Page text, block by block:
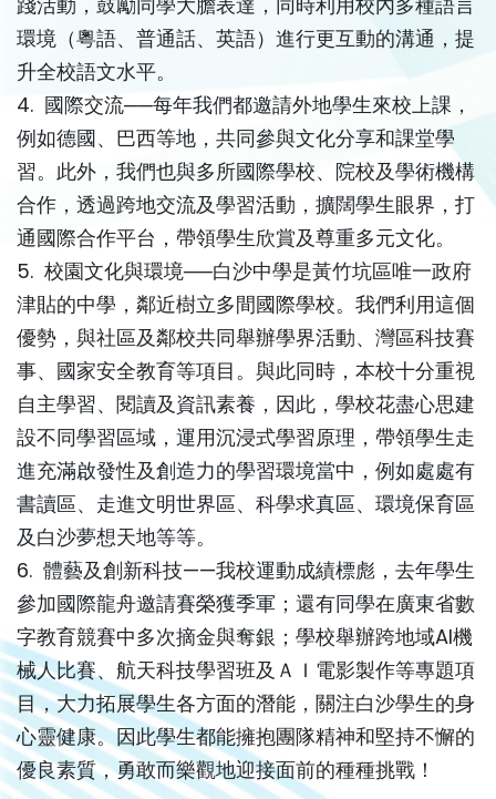
環境（粵語、普通話、英語）進行更互動的溝通，提
升全校語文水平。
4. 國際交流──每年我們都邀請外地學生來校上課，
例如德國、巴西等地，共同參與文化分享和課堂學
習。此外，我們也與多所國際學校、院校及學術機構
合作，透過跨地交流及學習活動，擴闊學生眼界，打
通國際合作平台，帶領學生欣賞及尊重多元文化。
5. 校園文化與環境──白沙中學是黃竹坑區唯一政府
津貼的中學，鄰近樹立多間國際學校。我們利用這個
優勢，與社區及鄰校共同舉辦學界活動、灣區科技賽
事、國家安全教育等項目。與此同時，本校十分重視
自主學習、閱讀及資訊素養，因此，學校花盡心思建
設不同學習區域，運用沉浸式學習原理，帶領學生走
進充滿啟發性及創造力的學習環境當中，例如處處有
書讀區、走進文明世界區、科學求真區、環境保育區
及白沙夢想天地等等。
6. 體藝及創新科技——我校運動成績標彪，去年學生
參加國際龍舟邀請賽榮獲季軍；還有同學在廣東省數
字教育競賽中多次摘金與奪銀；學校舉辦跨地域AI機
械人比賽、航天科技學習班及ＡＩ電影製作等專題項
目，大力拓展學生各方面的潛能，關注白沙學生的身
心靈健康。因此學生都能擁抱團隊精神和堅持不懈的
優良素質，勇敢而樂觀地迎接面前的種種挑戰！